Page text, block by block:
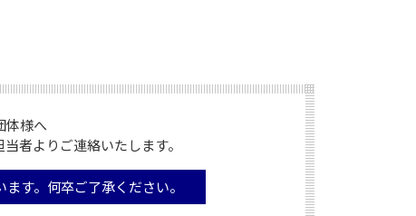
体様へ
者よりご連絡いたします。
す。何卒ご了承ください。